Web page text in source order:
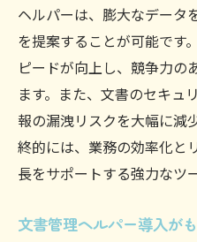
ヘルパーは、膨大なデータ
を提案することが可能です
ピードが向上し、競争力の
ます。また、文書のセキュ
報の漏洩リスクを大幅に減
終的には、業務の効率化と
長をサポートする強力なツ
文書管理ヘルパー導入が